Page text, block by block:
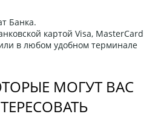
Банка.
картой Visa, MasterCard
в любом удобном терминале
МОГУТ ВАС